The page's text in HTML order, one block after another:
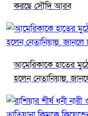
করছে সৌদি আরব
আমেরিকাকে হাতের
হলেন নেতানিয়াহু,